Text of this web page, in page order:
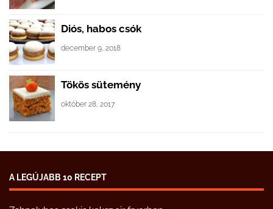
Diós, habos csók
december 9, 2018
Tökös sütemény
október 28, 2017
A LEGÚJABB 10 RECEPT